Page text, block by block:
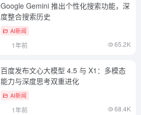
Google Gemini 推出个性化搜索功能，深
度整合搜索历史
AI新闻
1年前 65.2K
百度发布文心大模型 4.5 与 X1：多模态
能力与深度思考双重进化
AI新闻
1年前 68.4K